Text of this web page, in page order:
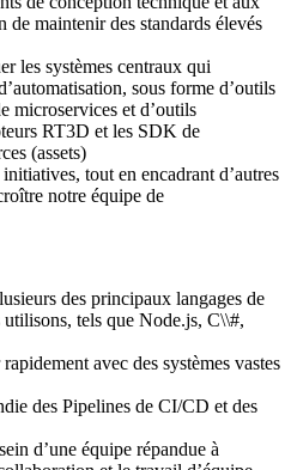
de maintenir des standards élevés
les systèmes centraux qui
sous forme d’outils
microservices et d’outils
RT3D et les SDK de
(assets)
tout en encadrant d’autres
notre équipe de
des principaux langages de
tels que Node.js, C\\#,
avec des systèmes vastes
des Pipelines de CI/CD et des
d’une équipe répandue à